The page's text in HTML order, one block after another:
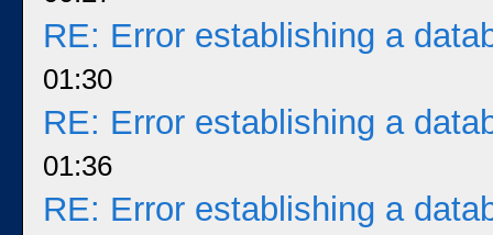
RE: Error establishing a
01:30
RE: Error establishing a
01:36
RE: Error establishing a